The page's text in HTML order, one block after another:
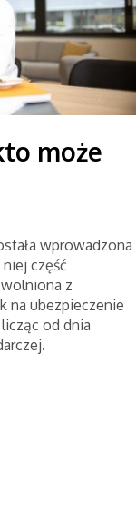
może
wprowadzona
część
z
na ubezpieczenie
od dnia